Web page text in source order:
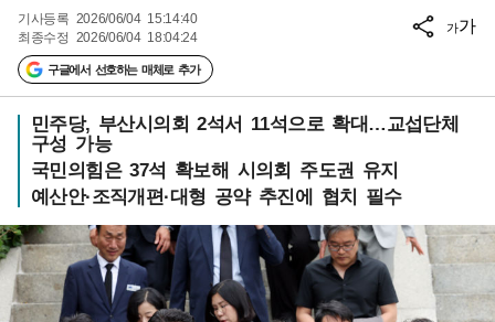
기사등록 2026/06/04 15:14:40
최종수정 2026/06/04 18:04:24
구글에서 선호하는 매체로 추가
가가
민주당, 부산시의회 2석서 11석으로 확대…교섭단체
구성 가능
국민의힘은 37석 확보해 시의회 주도권 유지
예산안·조직개편·대형 공약 추진에 협치 필수